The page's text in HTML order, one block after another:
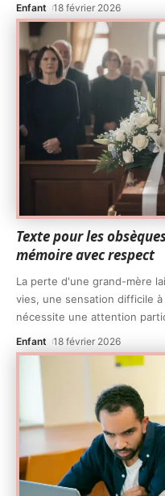
Enfant 18 février 2026
Texte pour les
mémoire avec respect
La perte d'une grand-mère
vies, une sensation difficile
nécessite une attention
Enfant 18 février 2026